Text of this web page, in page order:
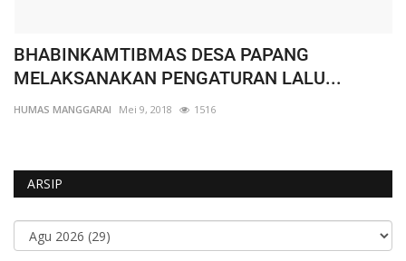
BHABINKAMTIBMAS DESA PAPANG
MELAKSANAKAN PENGATURAN LALU...
HUMAS MANGGARAI Mei 9, 2018 1516
ARSIP